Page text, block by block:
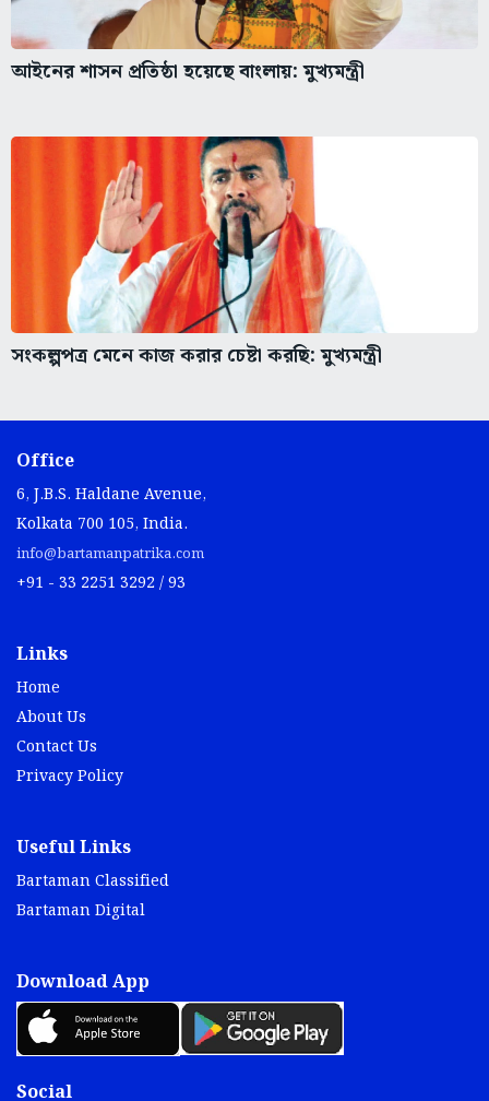
আইনের শাসন প্রতিষ্ঠা হয়েছে বাংলায়: মুখ্যমন্ত্রী
সংকল্পপত্র মেনে কাজ করার চেষ্টা করছি: মুখ্যমন্ত্রী
Office
6, J.B.S. Haldane Avenue,
Kolkata 700 105, India.
info@bartamanpatrika.com
+91 - 33 2251 3292 / 93
Links
Home
About Us
Contact Us
Privacy Policy
Useful Links
Bartaman Classified
Bartaman Digital
Download App
Social